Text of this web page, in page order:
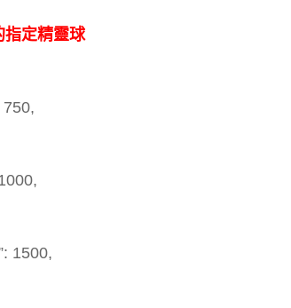
指定精靈球
750,
1500,